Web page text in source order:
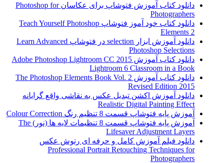
دانلود کتاب آموزش فتوشاپ برای عکاسان Photoshop for
Photographers
دانلود کتاب خود آموز فتوشاپ Teach Yourself Photoshop
Elements 2
دانلود آموزش ابزار selection در فتوشاپ Learn Advanced
Photoshop Selections
دانلود کتاب آموزش Adobe Photoshop Lightroom CC 2015
Lightroom 6 Classroom in a Book
دانلود کتاب آموزش The Photoshop Elements Book Vol. 2
Revised Edition 2015
دانلود آموزش اکشن تبدیل عکس به نقاشی واقع گرایانه
Realistic Digital Painting Effect
آموزش پایه فتوشاپ قسمت 8 تنظیم رنگ Colour Correction
آموزش پایه فتوشاپ قسمت 8 تنظیمات لایه ها (نور) The
Lifesaver Adjustment Layers
دانلود فیلم آموزش کامل و حرفه ای رتوش عکس
Professional Portrait Retouching Techniques for
Photographers